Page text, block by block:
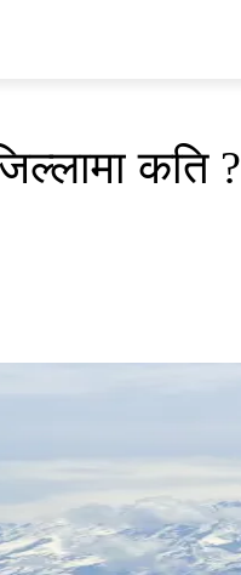
कति ?